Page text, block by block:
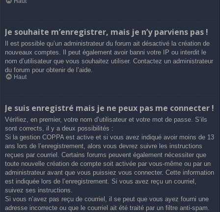
Je souhaite m’enregistrer, mais je n’y parviens pas !
Il est possible qu’un administrateur du forum ait désactivé la création de
nouveaux comptes. Il peut également avoir banni votre IP ou interdit le
nom d’utilisateur que vous souhaitez utiliser. Contactez un administrateur
du forum pour obtenir de l’aide.
Haut
Je suis enregistré mais je ne peux pas me connecter !
Vérifiez, en premier, votre nom d’utilisateur et votre mot de passe. S’ils
sont corrects, il y a deux possibilités :
Si la gestion COPPA est active et si vous avez indiqué avoir moins de 13
ans lors de l’enregistrement, alors vous devrez suivre les instructions
reçues par courriel. Certains forums peuvent également nécessiter que
toute nouvelle création de compte soit activée par vous-même ou par un
administrateur avant que vous puissiez vous connecter. Cette information
est indiquée lors de l’enregistrement. Si vous avez reçu un courriel,
suivez ses instructions.
Si vous n’avez pas reçu de courriel, il se peut que vous ayez fourni une
adresse incorrecte ou que le courriel ait été traité par un filtre anti-spam.